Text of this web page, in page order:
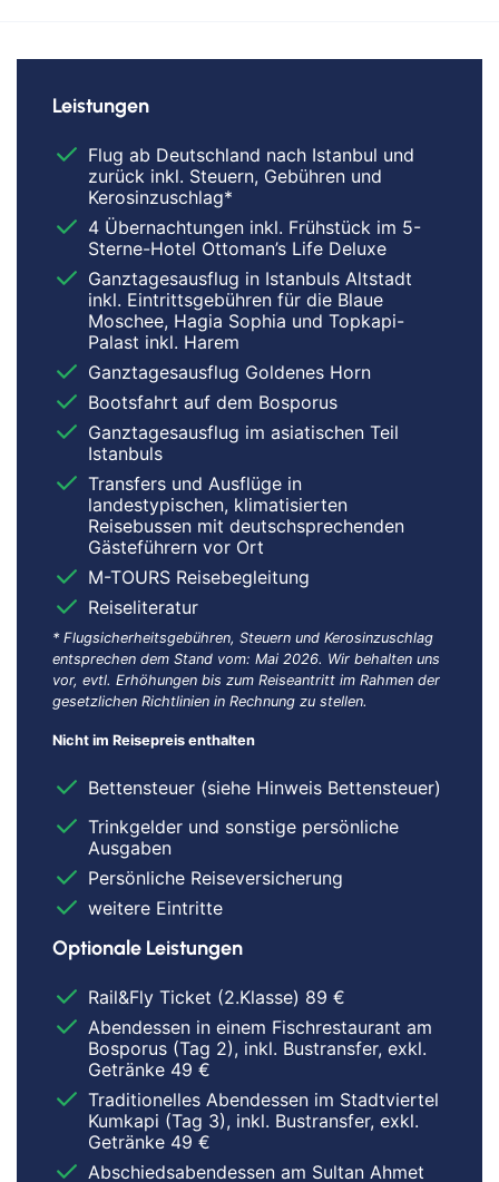
Leistungen
Flug ab Deutschland nach Istanbul und
zurück inkl. Steuern, Gebühren und
Kerosinzuschlag*
4 Übernachtungen inkl. Frühstück im 5-
Sterne-Hotel Ottoman’s Life Deluxe
Ganztagesausflug in Istanbuls Altstadt
inkl. Eintrittsgebühren für die Blaue
Moschee, Hagia Sophia und Topkapi-
Palast inkl. Harem
Ganztagesausflug Goldenes Horn
Bootsfahrt auf dem Bosporus
Ganztagesausflug im asiatischen Teil
Istanbuls
Transfers und Ausflüge in
landestypischen, klimatisierten
Reisebussen mit deutschsprechenden
Gästeführern vor Ort
M-TOURS Reisebegleitung
Reiseliteratur
* Flugsicherheitsgebühren, Steuern und Kerosinzuschlag
entsprechen dem Stand vom: Mai 2026. Wir behalten uns
vor, evtl. Erhöhungen bis zum Reiseantritt im Rahmen der
gesetzlichen Richtlinien in Rechnung zu stellen.
Nicht im Reisepreis enthalten
Bettensteuer (siehe Hinweis Bettensteuer)
Trinkgelder und sonstige persönliche
Ausgaben
Persönliche Reiseversicherung
weitere Eintritte
Optionale Leistungen
Rail&Fly Ticket (2.Klasse) 89 €
Abendessen in einem Fischrestaurant am
Bosporus (Tag 2), inkl. Bustransfer, exkl.
Getränke 49 €
Traditionelles Abendessen im Stadtviertel
Kumkapi (Tag 3), inkl. Bustransfer, exkl.
Getränke 49 €
Abschiedsabendessen am Sultan Ahmet